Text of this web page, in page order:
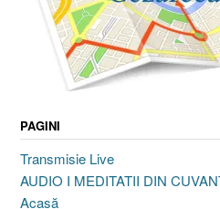
PAGINI
Transmisie Live
AUDIO I MEDITATII DIN
Acasă